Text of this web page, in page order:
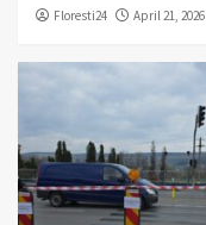
Floresti24 April 21, 2026